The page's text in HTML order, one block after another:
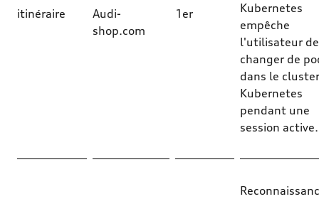
itinéraire
Audi-
shop.com
1er
Kubernetes
empêche
l'utilisateur de
changer de
dans le cluster
Kubernetes
pendant une
session active.